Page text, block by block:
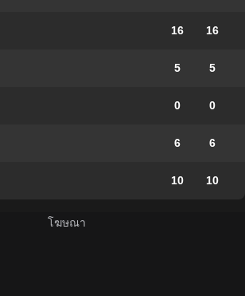
16 16
5 5
0 0
6 6
10 10